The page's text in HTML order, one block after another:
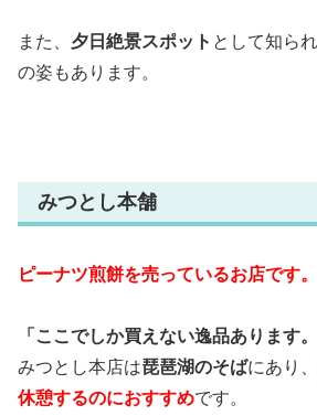
また、 夕日絶景スポット として知ら
の姿もあります。
みつとし本舗
ピーナツ煎餅を売っているお店です。
「ここでしか買えない逸品あります
みつとし本店は琵琶湖のそばにあり、
休憩するのにおすすめです。